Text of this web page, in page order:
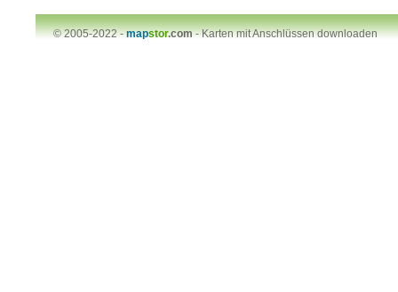
© 2005-2022 -mapstor.com-Karten mit Anschlüssen downloaden